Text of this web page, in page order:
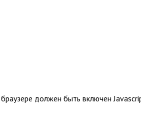
должен быть включен